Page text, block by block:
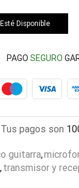
Disponible
PAGOSEGURO
Tus pagos son
guitarra,
,transmisor y